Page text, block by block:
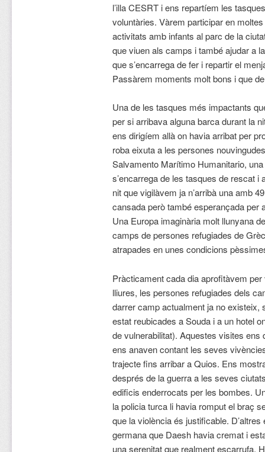
l’illa CESRT i ens repartíem les
voluntàries. Vàrem participar en
activitats amb infants al parc de la
que viuen als camps i també ajudar a
que s’encarrega de fer i repartir el
Passàrem moments molt bons i que
Una de les tasques més impactants
per si arribava alguna barca durant la
ens dirigíem allà on havia arribat per
roba eixuta a les persones
Salvamento Marítimo Humanitario,
s’encarrega de les tasques de rescat
nit que vigilàvem ja n’arribà una amb
cansada però també esperançada per
Una Europa imaginària molt llunyana
camps de persones refugiades de
atrapades en unes condicions
Pràcticament cada dia aprofitàvem
lliures, les persones refugiades dels
darrer camp actualment ja no existeix,
estat reubicades a Souda i a un hotel
de vulnerabilitat). Aquestes visites
ens anaven contant les seves
trajecte fins arribar a Quios. Ens
després de la guerra a les seves
edificis enderrocats per les bombes.
la policia turca li havia romput el braç
que la violència és justificable.
germana que Daesh havia cremat i
una serenitat que realment escarrufa.